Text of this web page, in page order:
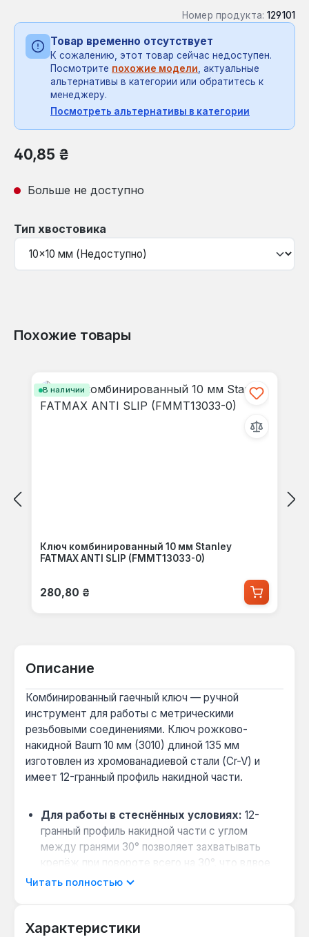
Номер продукта: 129101
Товар временно отсутствует
К сожалению, этот товар сейчас недоступен.
Посмотрите похожие модели, актуальные
альтернативы в категории или обратитесь к
менеджеру.
Посмотреть альтернативы в категории
Обычная цена:
40,85 ₴
Больше не доступно
Выберите
Тип хвостовика
Похожие товары
В наличии
Ключ комбинированный 10 мм Stanley
FATMAX ANTI SLIP (FMMT13033-0)
Обычная цена:
280,80 ₴
Описание
Комбинированный гаечный ключ — ручной
инструмент для работы с метрическими
резьбовыми соединениями. Ключ рожково-
накидной Baum 10 мм (3010) длиной 135 мм
изготовлен из хромованадиевой стали (Cr-V) и
имеет 12-гранный профиль накидной части.
Для работы в стеснённых условиях: 12-
гранный профиль накидной части с углом
между гранями 30° позволяет захватывать
крепёж при повороте всего на 30°, что вдвое
меньше, чем у 6-гранных аналогов — удобно в
Универсальность для разных типов
Читать полностью
Характеристики